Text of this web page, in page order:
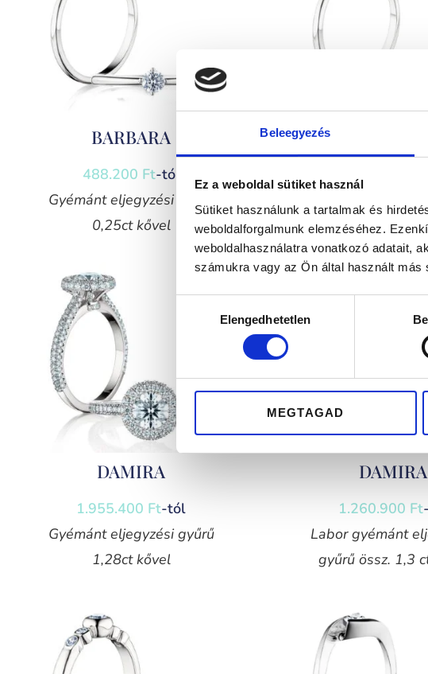
Beleegyezés
Ez a weboldal sütiket használ
Sütiket használunk a tartalmak és
weboldalforgalmunk elemzéséhez.
weboldalhasználatra vonatkozó adatait,
számukra vagy az Ön által használt más
kiválasztásaElengedhetetlen
MEGTAGAD
BARBARA
488.200 Ft-tól
Gyémánt eljegyzési gyűrű
0,25ct kővel
228.200
0,23ct
DAMIRA
1.955.400 Ft-tól
Gyémánt eljegyzési gyűrű
1,28ct kővel
DAMIRA
1.260.900 Ft
Labor gyémánt
gyűrű össz. 1,3